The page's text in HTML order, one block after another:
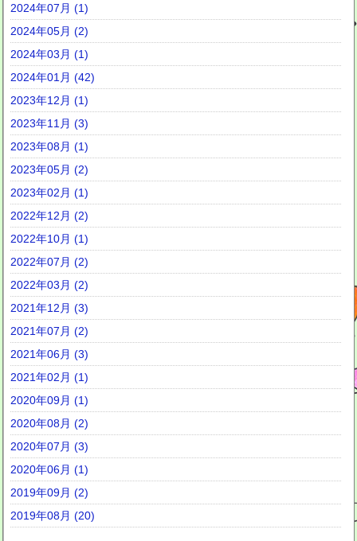
2024年07月 (1)
2024年05月 (2)
2024年03月 (1)
2024年01月 (42)
2023年12月 (1)
2023年11月 (3)
2023年08月 (1)
2023年05月 (2)
2023年02月 (1)
2022年12月 (2)
2022年10月 (1)
2022年07月 (2)
2022年03月 (2)
2021年12月 (3)
2021年07月 (2)
2021年06月 (3)
2021年02月 (1)
2020年09月 (1)
2020年08月 (2)
2020年07月 (3)
2020年06月 (1)
2019年09月 (2)
2019年08月 (20)